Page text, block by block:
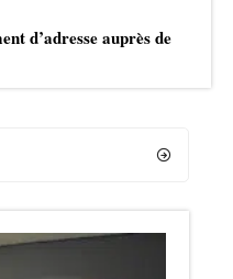
d’adresse auprès de